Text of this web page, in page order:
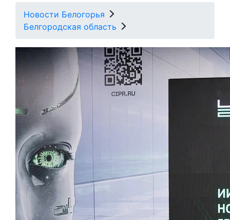
Новости Белогорья
Белгородская область